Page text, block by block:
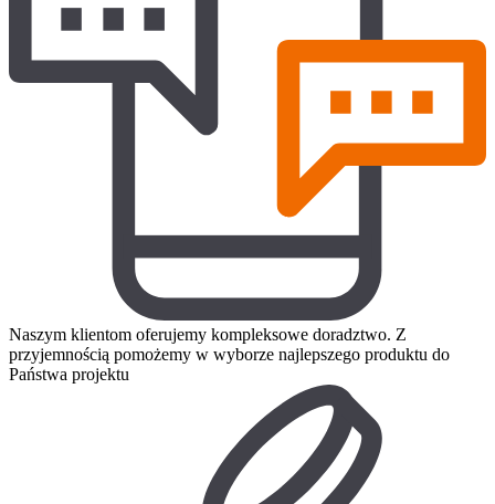
Naszym klientom oferujemy kompleksowe doradztwo. Z
przyjemnością pomożemy w wyborze najlepszego produktu do
Państwa projektu